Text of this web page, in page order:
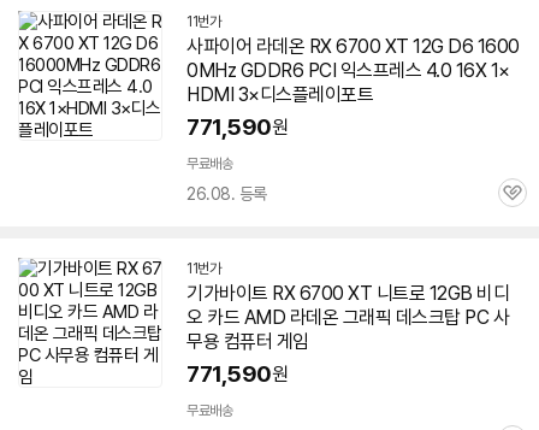
11번가
사파이어 라데온 RX 6700 XT 12G D6 1600
0MHz GDDR6 PCI 익스프레스 4.0 16X 1×
HDMI 3×디스플레이포트
771,590원
무료배송
26.08. 등록
관
11번가
기가바이트 RX 6700 XT 니트로 12GB 비디
오 카드 AMD 라데온 그래픽 데스크탑 PC 사
무용 컴퓨터 게임
771,590원
무료배송